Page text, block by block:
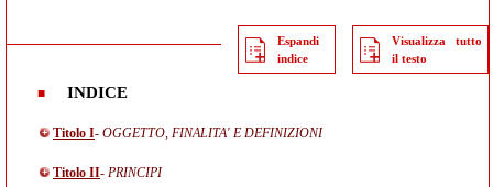
Espandi
indice
Visualizza tutto
il testo
INDICE
Titolo I- OGGETTO, FINALITA' E DEFINIZIONI
Titolo II- PRINCIPI